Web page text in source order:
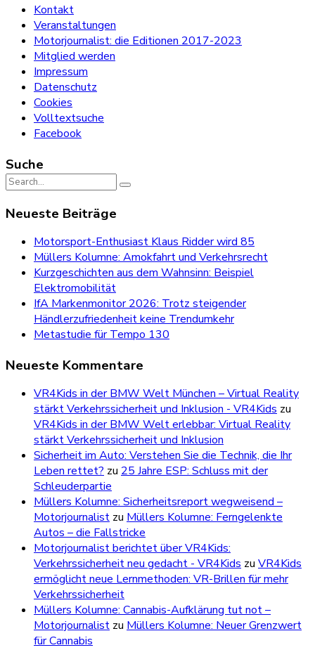
Kontakt
Veranstaltungen
Motorjournalist: die Editionen 2017-2023
Mitglied werden
Impressum
Datenschutz
Cookies
Volltextsuche
Facebook
Suche
Search
Neueste Beiträge
Motorsport-Enthusiast Klaus Ridder wird 85
Müllers Kolumne: Amokfahrt und Verkehrsrecht
Kurzgeschichten aus dem Wahnsinn: Beispiel
Elektromobilität
IfA Markenmonitor 2026: Trotz steigender
Händlerzufriedenheit keine Trendumkehr
Metastudie für Tempo 130
Neueste Kommentare
VR4Kids in der BMW Welt München – Virtual Reality
stärkt Verkehrssicherheit und Inklusion - VR4Kids zu
VR4Kids in der BMW Welt erlebbar: Virtual Reality
stärkt Verkehrssicherheit und Inklusion
Sicherheit im Auto: Verstehen Sie die Technik, die Ihr
Leben rettet? zu 25 Jahre ESP: Schluss mit der
Schleuderpartie
Müllers Kolumne: Sicherheitsreport wegweisend –
Motorjournalist zu Müllers Kolumne: Ferngelenkte
Autos – die Fallstricke
Motorjournalist berichtet über VR4Kids:
Verkehrssicherheit neu gedacht - VR4Kids zu VR4Kids
ermöglicht neue Lernmethoden: VR-Brillen für mehr
Verkehrssicherheit
Müllers Kolumne: Cannabis-Aufklärung tut not –
Motorjournalist zu Müllers Kolumne: Neuer Grenzwert
für Cannabis